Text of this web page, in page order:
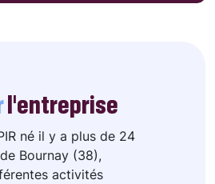
l'entreprise
né il y a plus de 24
Bournay (38),
activités